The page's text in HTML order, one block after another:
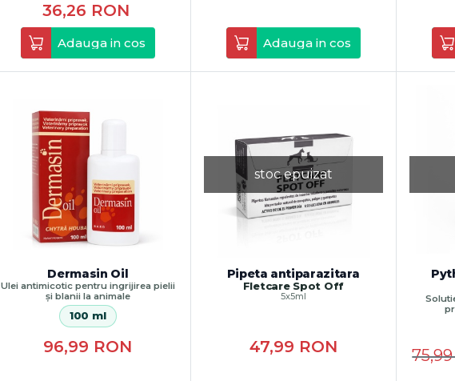
36,26 RON
Adauga in cos Adauga in cos
Dermasin Oil
Ulei antimicotic pentru ingrijirea pielii
și blanii la animale
100 ml
96,99 RON
stoc epuizat
Pipeta antiparazitara
Fletcare Spot Off
5x5ml
47,99 RON